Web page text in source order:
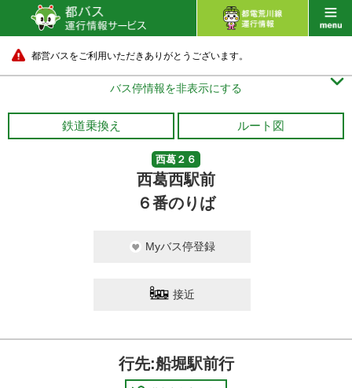
都営バスをご利用いただきありがとうございます。
バス停情報を非表示にする 
鉄道乗換え ルート図
西葛２６
西葛西駅前
６番のりば
Myバス停登録
接近
行先:船堀駅前行